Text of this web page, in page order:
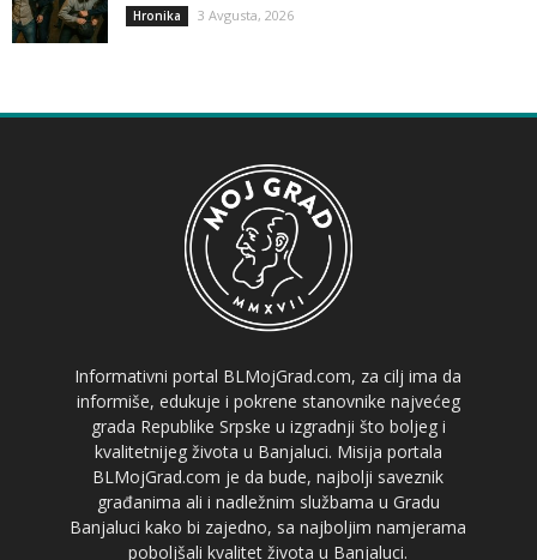
Hronika 3 Avgusta, 2026
Informativni portal BLMojGrad.com, za cilj ima da
informiše, edukuje i pokrene stanovnike najvećeg
grada Republike Srpske u izgradnji što boljeg i
kvalitetnijeg života u Banjaluci. Misija portala
BLMojGrad.com je da bude, najbolji saveznik
građanima ali i nadležnim službama u Gradu
Banjaluci kako bi zajedno, sa najboljim namjerama
poboljšali kvalitet života u Banjaluci.